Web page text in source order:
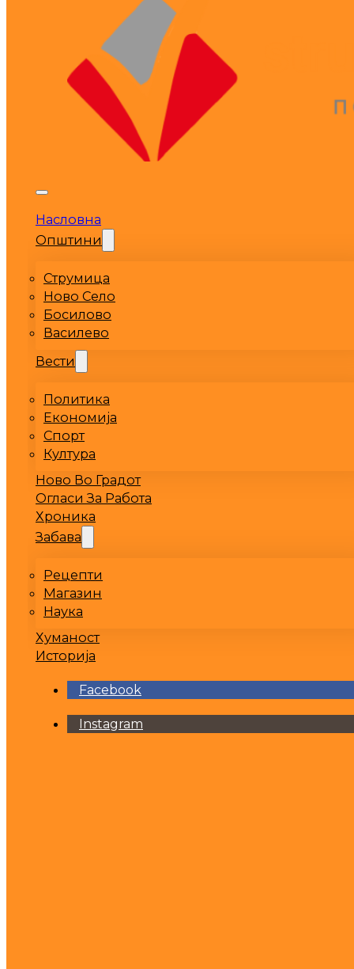
Насловна
Општини
Струмица
Ново Село
Босилово
Василево
Вести
Политика
Економија
Спорт
Култура
Ново Во Градот
Огласи За Работа
Хроника
Забава
Рецепти
Магазин
Наука
Хуманост
Историја
Facebook
Instagram